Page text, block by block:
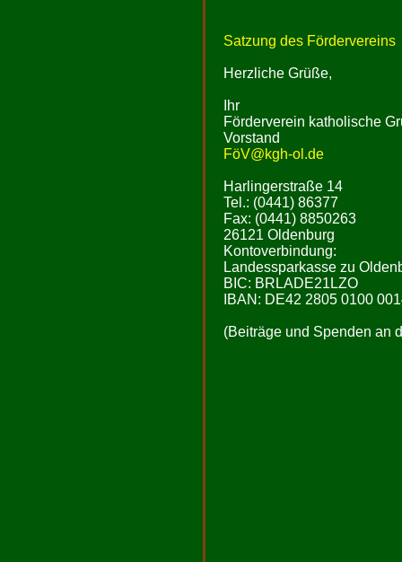
Satzung des Fördervereins
Herzliche Grüße,
Ihr
Förderverein katholische
Vorstand
FöV@kgh-ol.de
Harlingerstraße 14
Tel.: (0441) 86377
Fax: (0441) 8850263
26121 Oldenburg
Kontoverbindung:
Landessparkasse zu
BIC: BRLADE21LZO
IBAN: DE42 2805 0100
(Beiträge und Spenden an